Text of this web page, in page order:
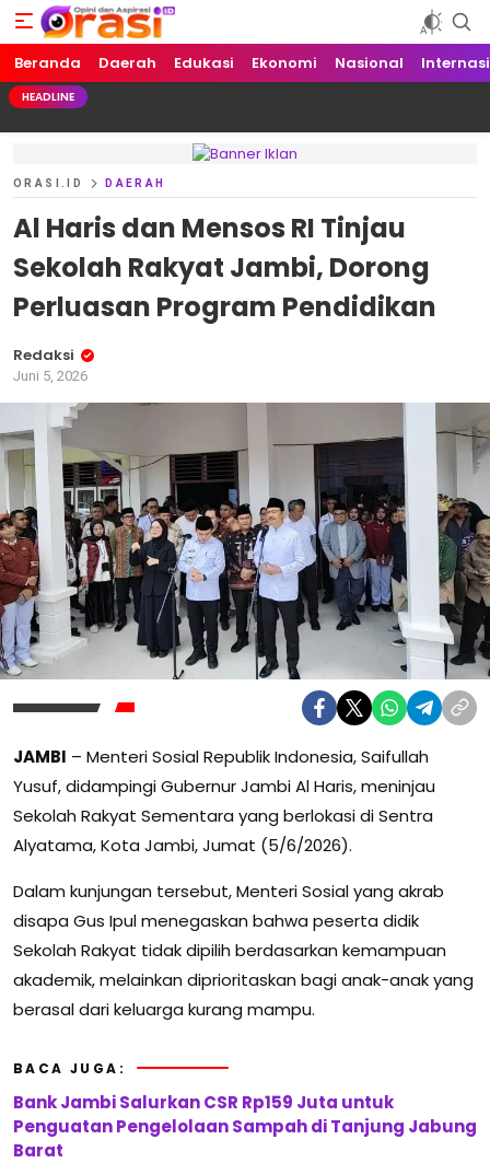
Orasi.ID
Opini dan Aspirasi!
Beranda Daerah Edukasi Ekonomi Nasional
HEADLINE
ORASI.ID DAERAH
Al Haris dan Mensos RI Tinjau
Sekolah Rakyat Jambi, Dorong
Perluasan Program Pendidikan
Redaksi
Juni 5, 2026
JAMBI – Menteri Sosial Republik Indonesia, Saifullah
Yusuf, didampingi Gubernur Jambi Al Haris, meninjau
Sekolah Rakyat Sementara yang berlokasi di Sentra
Alyatama, Kota Jambi, Jumat (5/6/2026).
Dalam kunjungan tersebut, Menteri Sosial yang akrab
disapa Gus Ipul menegaskan bahwa peserta didik
Sekolah Rakyat tidak dipilih berdasarkan kemampuan
akademik, melainkan diprioritaskan bagi anak-anak yang
berasal dari keluarga kurang mampu.
BACA JUGA:
Bank Jambi Salurkan CSR Rp159 Juta untuk
Penguatan Pengelolaan Sampah di Tanjung Jabung
Barat